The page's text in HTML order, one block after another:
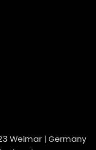
Weimar | Germany